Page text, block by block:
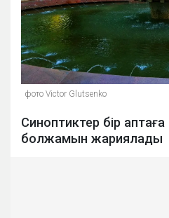
фото Victor Glutsenko
Синоптиктер бір
болжамын жариялады